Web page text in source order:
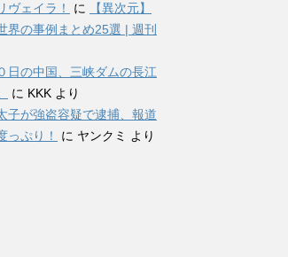
ヴェイラ！
に
【異次元】
界の事例まとめ25選 | 週刊
日の中国、三峡ダムの長江
に KKK より
子が強盗容疑で逮捕、報道
っぷり！
に ヤンクミ より